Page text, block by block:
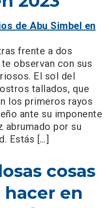
frente a dos
observan con sus
El sol del
tallados, que
los primeros rayos
ante su imponente
abrumado por su
Estás […]
cosas
en